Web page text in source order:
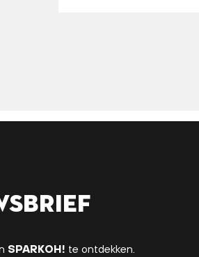
SPARKOH! te ontdekken.